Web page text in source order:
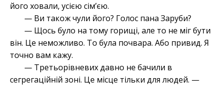
його ховали, усією сім’єю.
— Ви також чули його? Голос пана Заруби?
— Щось було на тому горищі, але то не міг бути
він. Це неможливо. То була почвара. Або привид. Я
точно вам кажу.
— Третьорівневих давно не бачили в
сегрегаційній зоні. Це місце тільки для людей. —